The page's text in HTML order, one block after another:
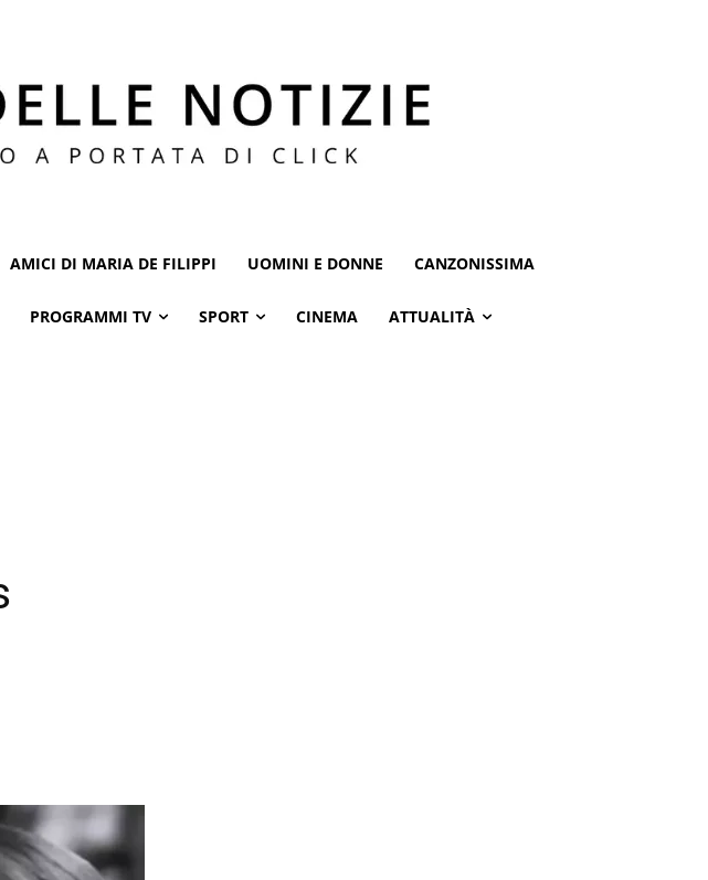
AMICI DI MARIA DE FILIPPI UOMINI E DONNE CANZONISSIMA
PROGRAMMI TV SPORT CINEMA ATTUALITÀ